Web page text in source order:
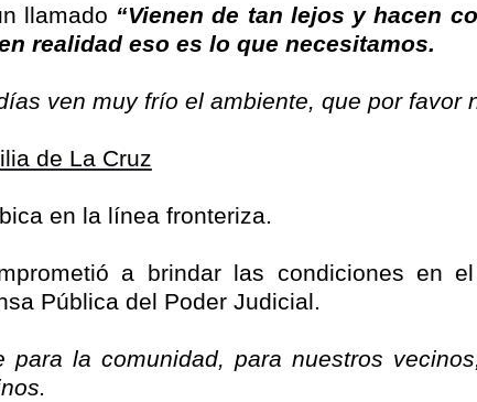
llamado “Vienen de tan lejos y hacen
realidad eso es lo que necesitamos.
ven muy frío el ambiente, que por favor
de La Cruz
en la línea fronteriza.
a brindar las condiciones en
Pública del Poder Judicial.
para la comunidad, para nuestros